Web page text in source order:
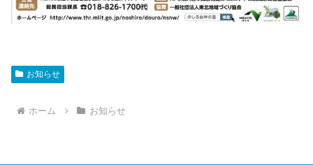
お知らせ
ホーム お知らせ